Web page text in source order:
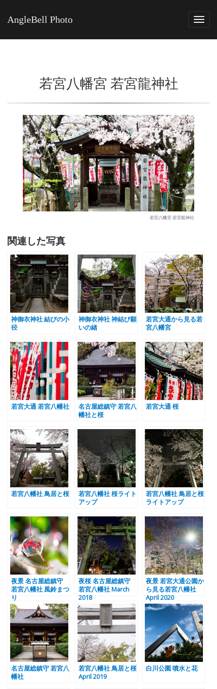
AngleBell Photo
若宮八幡宮 若宮龍神社
若宮八幡宮 若宮龍神社
関連した写真
神御衣神社 結びの小
径
神御衣神社 神結び願
いの緒
若宮大通から見る若
宮八幡宮
若宮大通 若宮八幡社
名古屋総鎮守 若宮八
幡社と桜
若宮大通 桜
若宮八幡社 鳥居と桜
若宮八幡社 桜ライト
アップ
若宮八幡社 鳥居と桜
ライトアップ
夜景 名古屋総鎮守
若宮八幡社 風鈴まつ
り
夜桜 名古屋総鎮守
若宮八幡社 March
2018
夜景 若宮大通公園か
ら見る若宮八幡社
April 2020
名古屋総鎮守 若宮八
幡社
若宮八幡社 鳥居と桜
April 2019
白川公園 噴水と花